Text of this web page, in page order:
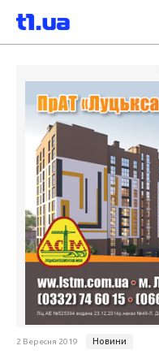
2 Вересня 2019 Новини